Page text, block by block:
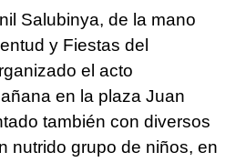
Salubinya, de la mano
y Fiestas del
el acto
en la plaza Juan
también con diversos
nutrido grupo de niños, en